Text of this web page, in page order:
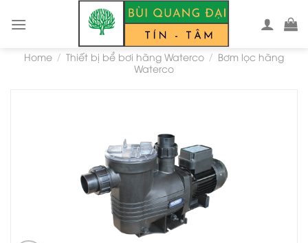
Home / Thiết bị bể bơi hãng Waterco / Bơm lọc hãng
Waterco